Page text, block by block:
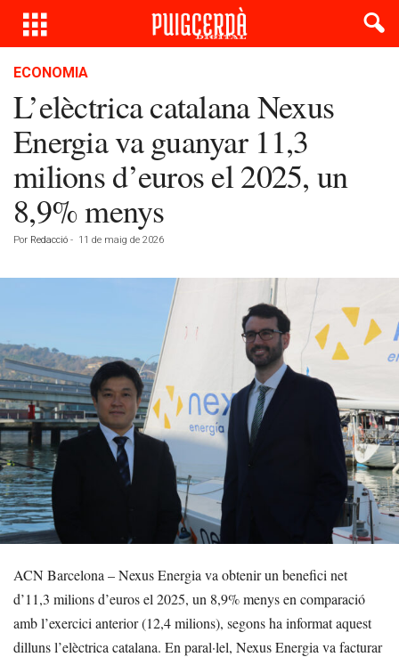
ECONOMIA
L’elèctrica catalana Nexus
Energia va guanyar 11,3
milions d’euros el 2025, un
8,9% menys
Por Redacció - 11 de maig de 2026
ACN Barcelona – Nexus Energia va obtenir un benefici net
d’11,3 milions d’euros el 2025, un 8,9% menys en comparació
amb l’exercici anterior (12,4 milions), segons ha informat aquest
dilluns l’elèctrica catalana. En paral·lel, Nexus Energia va facturar